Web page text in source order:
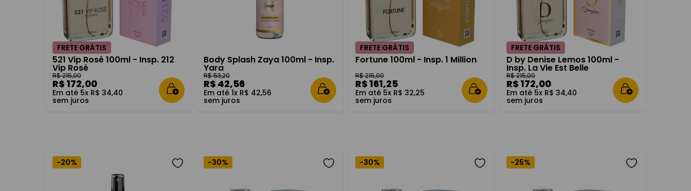
FRETE GRÁTIS
521 Vip Rosé 100ml - Insp. 212
Vip Rosé
R$215,00
R$ 172,00
Em até 5x R$ 34,40
sem juros
Body Splash Zaya 100ml - Insp.
Yara
R$53,20
R$ 42,56
Em até1x R$ 42,56
sem juros
FRETE GRÁTIS
Fortune 100ml - Insp. 1 Million
R$215,00
R$ 161,25
Em até 5x R$ 32,25
sem juros
FRETE GRÁTIS
D by Denise Lemos 100ml -
Insp. La Vie Est Belle
R$215,00
R$ 172,00
Em até 5x R$ 34,40
sem juros
-20% -30% -30% -25%